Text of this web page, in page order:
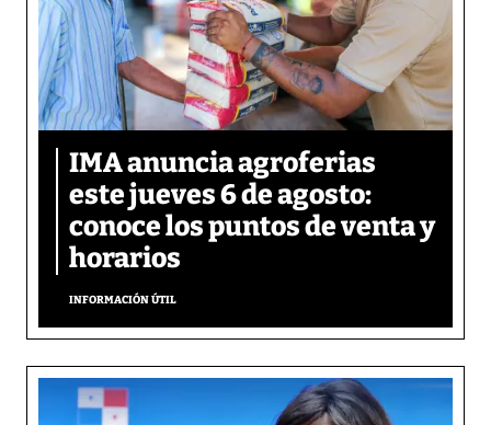
IMA anuncia agroferias
este jueves 6 de agosto:
conoce los puntos de venta y
horarios
INFORMACIÓN ÚTIL